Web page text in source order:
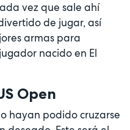
vez que sale ahí
de jugar, así
armas para
nacido en El
Open
hayan podido cruzarse